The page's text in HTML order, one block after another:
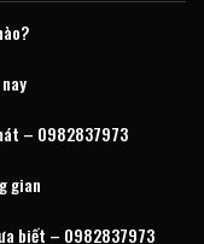
– 0982837973
gian
biết – 0982837973